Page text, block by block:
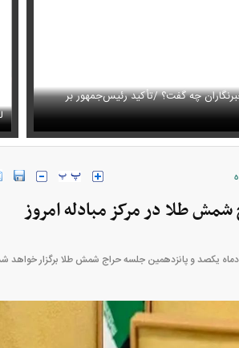
چه گفت؟ /تأکید رئیس‌جمهور بر
همه را غافلگیر کرد
شمش طلا در مرکز مبادله امروز
خودرو + جدول قیمت خودرو‌های ایران خودرو +